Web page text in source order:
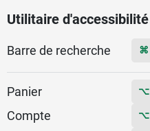
Utilitaire d'accessibilité
Barre de recherche ⌘
Panier ⌥
Compte ⌥
Menu